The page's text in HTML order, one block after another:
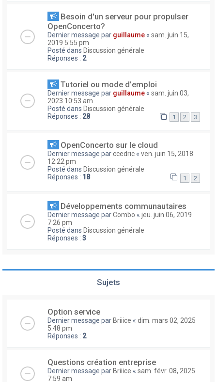
Besoin d'un serveur pour propulser
OpenConcerto?
Dernier message par guillaume « sam. juin 15,
2019 5:55 pm
Posté dans Discussion générale
Réponses : 2
Tutoriel ou mode d'emploi
Dernier message par guillaume « sam. juin 03,
2023 10:53 am
Posté dans Discussion générale
Réponses : 28 1 2 3
OpenConcerto sur le cloud
Dernier message parccedric « ven. juin 15, 2018
12:22 pm
Posté dans Discussion générale
Réponses : 18 1 2
Développements communautaires
Dernier message parCombo « jeu. juin 06, 2019
7:26 pm
Posté dans Discussion générale
Réponses : 3
Sujets
Option service
Dernier message parBriiice « dim. mars 02, 2025
5:48 pm
Réponses : 2
Questions création entreprise
Dernier message parBriiice « sam. févr. 08, 2025
7:59 am